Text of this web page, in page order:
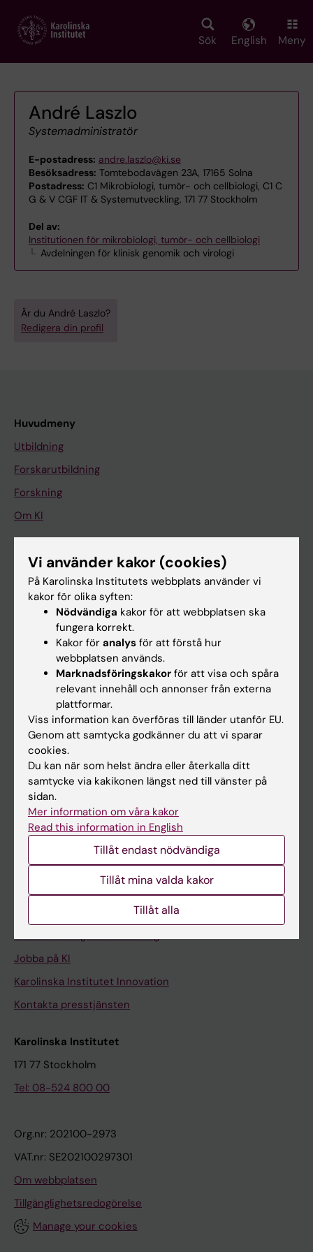
main
Sök English Meny
André Laszlo
Systemadministratör
E-postadress: andre.laszlo@ki.se
Besöksadress: Tomtebodavägen 23A, 17165 Solna
Postadress: C1 Mikrobiologi, tumör- och cellbiologi, C1 C
G & V CGF IT & Systemutveckling, 171 77 Stockholm
Del av:
Institutionen för mikrobiologi, tumör- och cellbiologi
Avdelningen för klinisk genomik och virologi
Är du André Laszlo?
Redigera din profil
Huvudmeny
Utbildning
Forskarutbildning
Forskning
Om KI
På gång
Nyheter
Kalender
Student
Schema
Studentmejlen
Kurs- och programwebbar
Student på KI
Medarbetare
Medarbetarportalen
Kontakta och besök KI
Stöd forskning och utbildning
Jobba på KI
Karolinska Institutet Innovation
Kontakta presstjänsten
Karolinska Institutet
171 77 Stockholm
Tel: 08-524 800 00
Org.nr: 202100-2973
VAT.nr: SE202100297301
Om webbplatsen
Tillgänglighetsredogörelse
Manage your cookies
Vi använder kakor (cookies)
På Karolinska Institutets webbplats använder vi
kakor för olika syften:
Nödvändiga kakor för att webbplatsen ska
fungera korrekt.
Kakor för analys för att förstå hur
webbplatsen används.
Marknadsföringskakor för att visa och spåra
relevant innehåll och annonser från externa
plattformar.
Viss information kan överföras till länder utanför EU.
Genom att samtycka godkänner du att vi sparar
cookies.
Du kan när som helst ändra eller återkalla ditt
samtycke via kakikonen längst ned till vänster på
sidan.
Mer information om våra kakor
Read this information in English
Tillåt endast nödvändiga
Tillåt mina valda kakor
Tillåt alla